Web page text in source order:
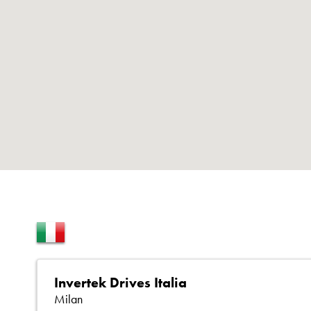
Invertek Drives Italia
Milan